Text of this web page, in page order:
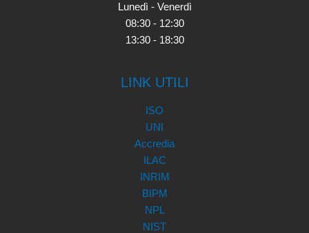
Lunedì - Venerdì
08:30 - 12:30
13:30 - 18:30
LINK UTILI
ISO
UNI
Accredia
ILAC
INRIM
BIPM
NPL
NIST